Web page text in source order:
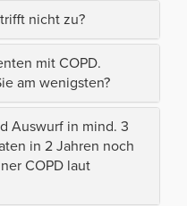
nicht zu?
mit COPD.
am wenigsten?
Auswurf in mind. 3
in 2 Jahren noch
COPD laut